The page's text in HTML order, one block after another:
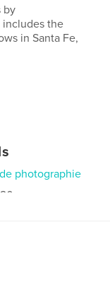
by
includes the
in Santa Fe,
photographie
cm